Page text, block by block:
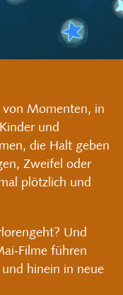
von Momenten, in
und
die Halt geben
Zweifel oder
plötzlich und
Und
führen
und hinein in neue